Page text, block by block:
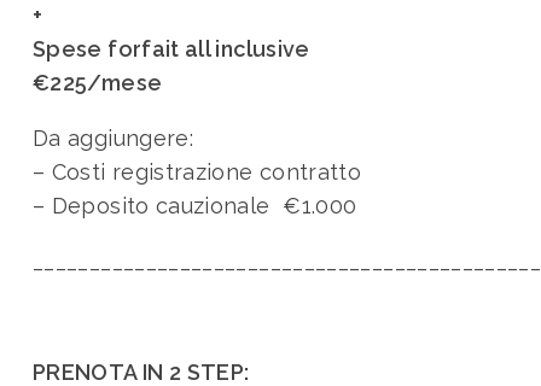
+
Spese forfait all inclusive
€225/mese
Da aggiungere:
– Costi registrazione contratto
– Deposito cauzionale €1.000
PRENOTA IN 2 STEP: